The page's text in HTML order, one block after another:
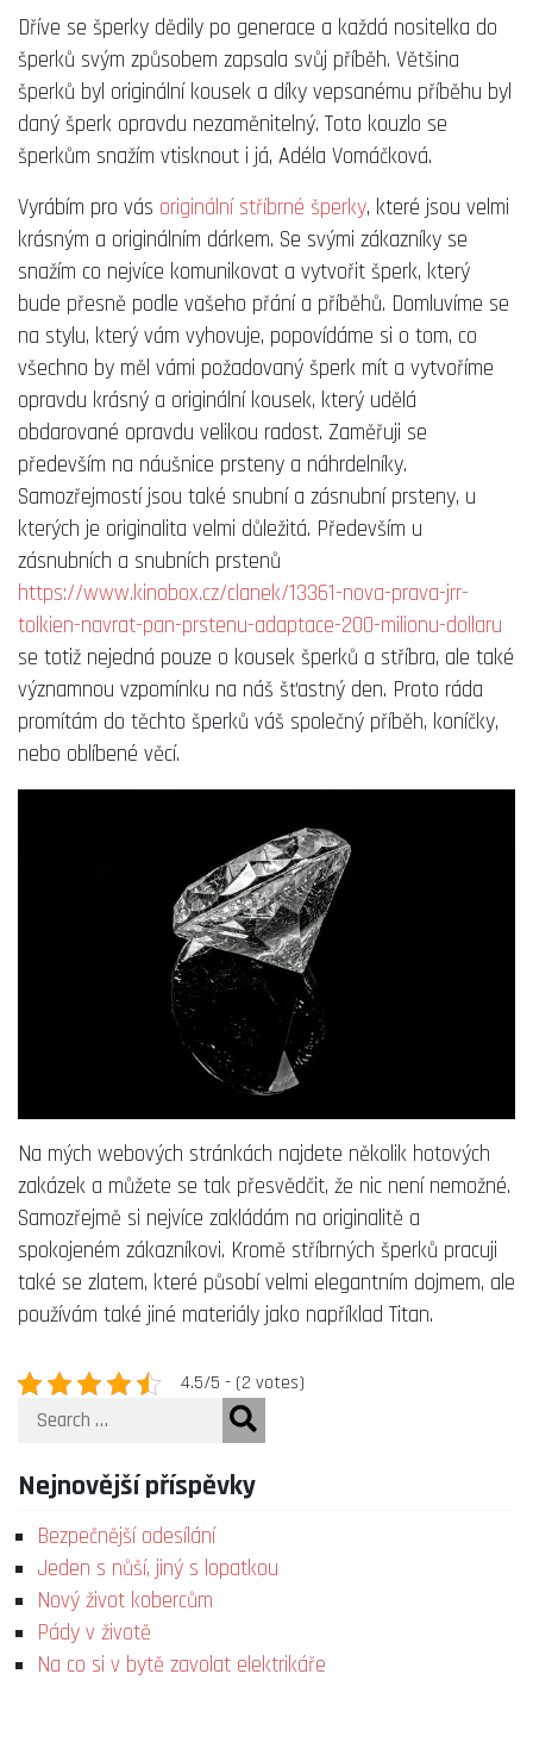
Dříve se šperky dědily po generace a každá nositelka do
šperků svým způsobem zapsala svůj příběh. Většina
šperků byl originální kousek a díky vepsanému příběhu byl
daný šperk opravdu nezaměnitelný. Toto kouzlo se
šperkům snažím vtisknout i já, Adéla Vomáčková.
Vyrábím pro vás originální stříbrné šperky, které jsou velmi
krásným a originálním dárkem. Se svými zákazníky se
snažím co nejvíce komunikovat a vytvořit šperk, který
bude přesně podle vašeho přání a příběhů. Domluvíme se
na stylu, který vám vyhovuje, popovídáme si o tom, co
všechno by měl vámi požadovaný šperk mít a vytvoříme
opravdu krásný a originální kousek, který udělá
obdarované opravdu velikou radost. Zaměřuji se
především na náušnice prsteny a náhrdelníky.
Samozřejmostí jsou také snubní a zásnubní prsteny, u
kterých je originalita velmi důležitá. Především u
zásnubních a snubních prstenů
https://www.kinobox.cz/clanek/13361-nova-prava-jrr-
tolkien-navrat-pan-prstenu-adaptace-200-milionu-dollaru
se totiž nejedná pouze o kousek šperků a stříbra, ale také
významnou vzpomínku na náš šťastný den. Proto ráda
promítám do těchto šperků váš společný příběh, koníčky,
nebo oblíbené věcí.
Na mých webových stránkách najdete několik hotových
zakázek a můžete se tak přesvědčit, že nic není nemožné.
Samozřejmě si nejvíce zakládám na originalitě a
spokojeném zákazníkovi. Kromě stříbrných šperků pracuji
také se zlatem, které působí velmi elegantním dojmem, ale
používám také jiné materiály jako například Titan.
4.5/5 - (2 votes)
Search
Nejnovější příspěvky
Bezpečnější odesílání
Jeden s nůší, jiný s lopatkou
Nový život kobercům
Pády v životě
Na co si v bytě zavolat elektrikáře